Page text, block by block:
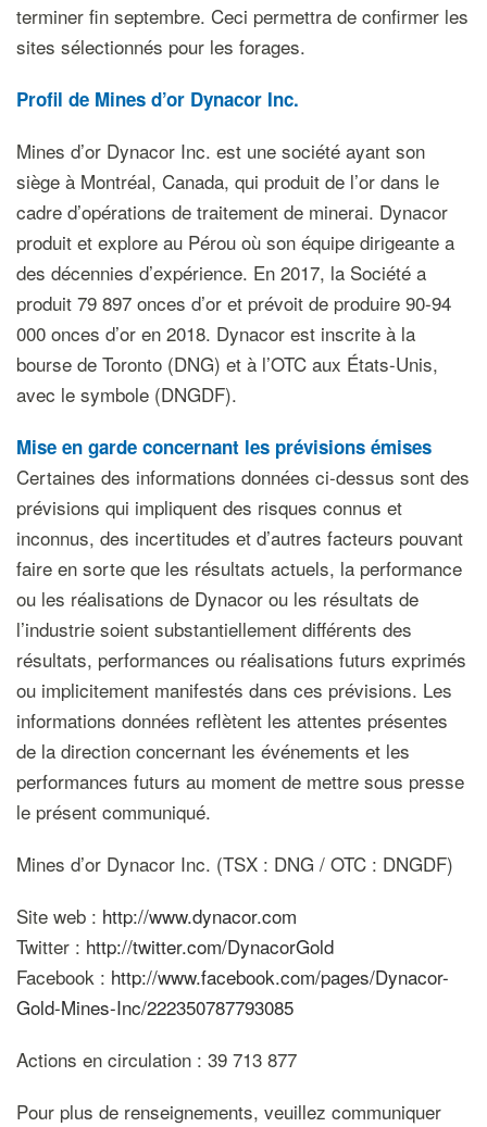
terminer fin septembre. Ceci permettra de confirmer les
sites sélectionnés pour les forages.
Profil de Mines d’or Dynacor Inc.
Mines d’or Dynacor Inc. est une société ayant son
siège à Montréal, Canada, qui produit de l’or dans le
cadre d’opérations de traitement de minerai. Dynacor
produit et explore au Pérou où son équipe dirigeante a
des décennies d’expérience. En 2017, la Société a
produit 79 897 onces d’or et prévoit de produire 90-94
000 onces d’or en 2018. Dynacor est inscrite à la
bourse de Toronto (DNG) et à l’OTC aux États-Unis,
avec le symbole (DNGDF).
Mise en garde concernant les prévisions émises
Certaines des informations données ci-dessus sont des
prévisions qui impliquent des risques connus et
inconnus, des incertitudes et d’autres facteurs pouvant
faire en sorte que les résultats actuels, la performance
ou les réalisations de Dynacor ou les résultats de
l’industrie soient substantiellement différents des
résultats, performances ou réalisations futurs exprimés
ou implicitement manifestés dans ces prévisions. Les
informations données reflètent les attentes présentes
de la direction concernant les événements et les
performances futurs au moment de mettre sous presse
le présent communiqué.
Mines d’or Dynacor Inc. (TSX : DNG / OTC : DNGDF)
Site web : http://www.dynacor.com
Twitter : http://twitter.com/DynacorGold
Facebook : http://www.facebook.com/pages/Dynacor-
Gold-Mines-Inc/222350787793085
Actions en circulation : 39 713 877
Pour plus de renseignements, veuillez communiquer